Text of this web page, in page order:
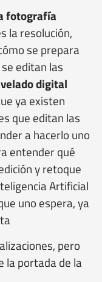
fotografía
la resolución,
se prepara
editan las
digital
ya existen
que editan las
a hacerlo uno
entender qué
y retoque
Artificial
uno espera, ya
pero
la portada de la